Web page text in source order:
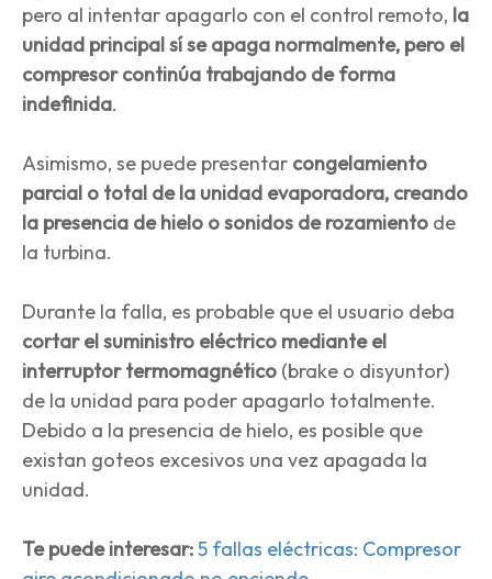
pero al intentar apagarlo con el control remoto, la
unidad principal sí se apaga normalmente, pero el
compresor continúa trabajando de forma
indefinida.
Asimismo, se puede presentar congelamiento
parcial o total de la unidad evaporadora, creando
la presencia de hielo o sonidos de rozamiento de
la turbina.
Durante la falla, es probable que el usuario deba
cortar el suministro eléctrico mediante el
interruptor termomagnético (brake o disyuntor)
de la unidad para poder apagarlo totalmente.
Debido a la presencia de hielo, es posible que
existan goteos excesivos una vez apagada la
unidad.
Te puede interesar:5 fallas eléctricas: Compresor